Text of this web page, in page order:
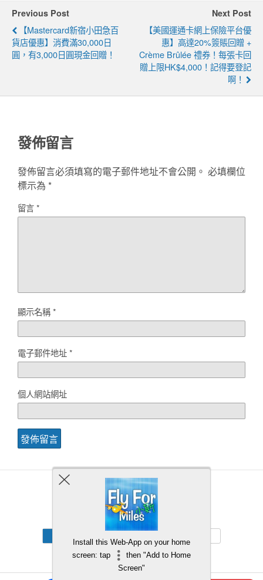
Previous Post
【Mastercard新宿小田急百
貨店優惠】消費滿30,000日
圓，有3,000日圓現金回贈！
Next Post
【美國運通卡網上保險平台優
惠】高達20%簽賬回贈 +
Crème Brûlée 禮券！每張卡回
贈上限HK$4,000！記得要登記
啊！
發佈留言
發佈留言必須填寫的電子郵件地址不會公開。 必填欄位
標示為 *
留言*
顯示名稱*
電子郵件地址*
個人網站網址
Back to top
Install this Web-App on your home
screen: tap
then "Add to Home
Screen"